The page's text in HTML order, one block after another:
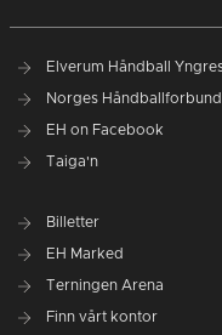
Elverum Håndball
Norges Håndballforbund
EH on Facebook
Taiga'n
Billetter
EH Marked
Terningen Arena
Finn vårt kontor